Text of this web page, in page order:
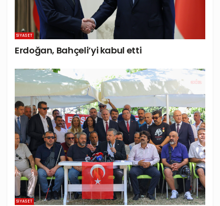
SIYASET
Erdoğan, Bahçeli’yi kabul etti
SIYASET